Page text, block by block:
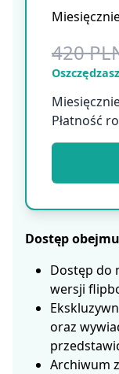
420
Płatność
Dostęp
Dostęp do
wersji
oraz
Archiwum